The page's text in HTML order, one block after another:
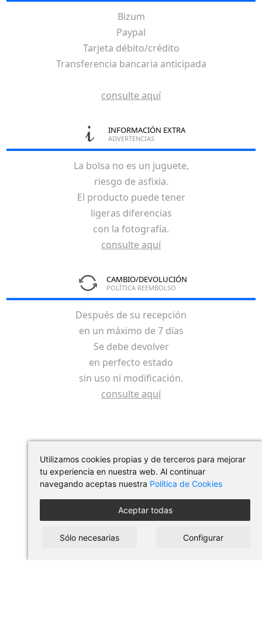
Utilizamos cookies propias y de terceros para mejorar
tu experiencia en nuestra web. Al continuar
navegando aceptas nuestra Política de Cookies
Aceptar todas
Sólo necesarias Configurar
Bizum
Paypal
Tarjeta débito/crédito
Transferencia bancaria anticipada
consulte aquí
INFORMACIÓN EXTRA
ADVERTENCIAS
La bolsa no es un juguete,
riesgo de asfixia.
El producto puede tener
ligeras diferencias
con la fotografía.
consulte aquí
CAMBIO/DEVOLUCIÓN
POLÍTICA REEMBOLSO
Después de su recepción
en un máximo de 7 días
Se debe devolver
en perfecto estado
sin uso ni modificación.
consulte aquí